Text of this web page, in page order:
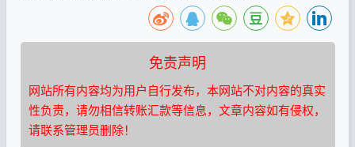
免责声明
网站所有内容均为用户自行发布，本网站不对内容的真实
性负责，请勿相信转账汇款等信息，文章内容如有侵权，
请联系管理员删除！